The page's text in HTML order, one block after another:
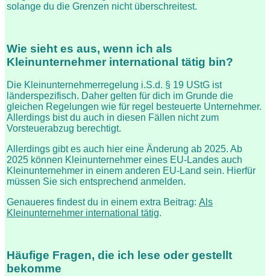
solange du die Grenzen nicht überschreitest.
Wie sieht es aus, wenn ich als
Kleinunternehmer international tätig bin?
Die Kleinunternehmerregelung i.S.d. § 19 UStG ist
länderspezifisch. Daher gelten für dich im Grunde die
gleichen Regelungen wie für regel besteuerte Unternehmer.
Allerdings bist du auch in diesen Fällen nicht zum
Vorsteuerabzug berechtigt.
Allerdings gibt es auch hier eine Änderung ab 2025. Ab
2025 können Kleinunternehmer eines EU-Landes auch
Kleinunternehmer in einem anderen EU-Land sein. Hierfür
müssen Sie sich entsprechend anmelden.
Genaueres findest du in einem extra Beitrag: Als
Kleinunternehmer international tätig.
Häufige Fragen, die ich lese oder gestellt
bekomme